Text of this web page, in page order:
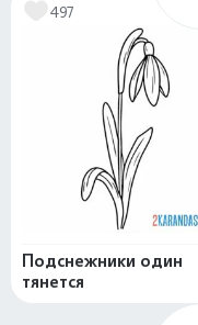
497
Подснежники один
тянется